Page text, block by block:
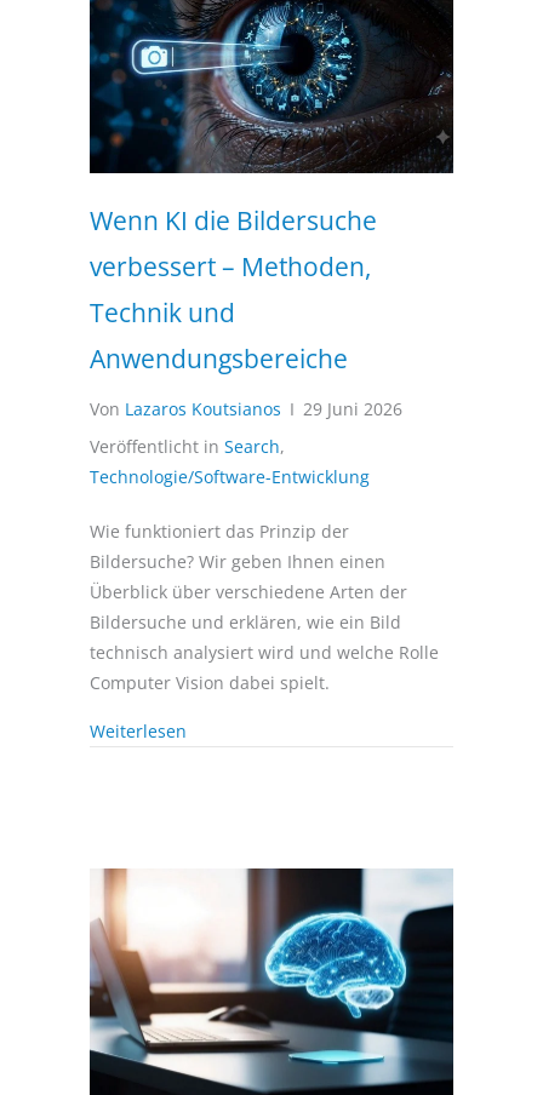
Wenn KI die Bildersuche
verbessert – Methoden,
Technik und
Anwendungsbereiche
Von Lazaros Koutsianos I 29 Juni 2026
Veröffentlicht in Search,
Technologie/Software-Entwicklung
Wie funktioniert das Prinzip der
Bildersuche? Wir geben Ihnen einen
Überblick über verschiedene Arten der
Bildersuche und erklären, wie ein Bild
technisch analysiert wird und welche Rolle
Computer Vision dabei spielt.
Weiterlesen